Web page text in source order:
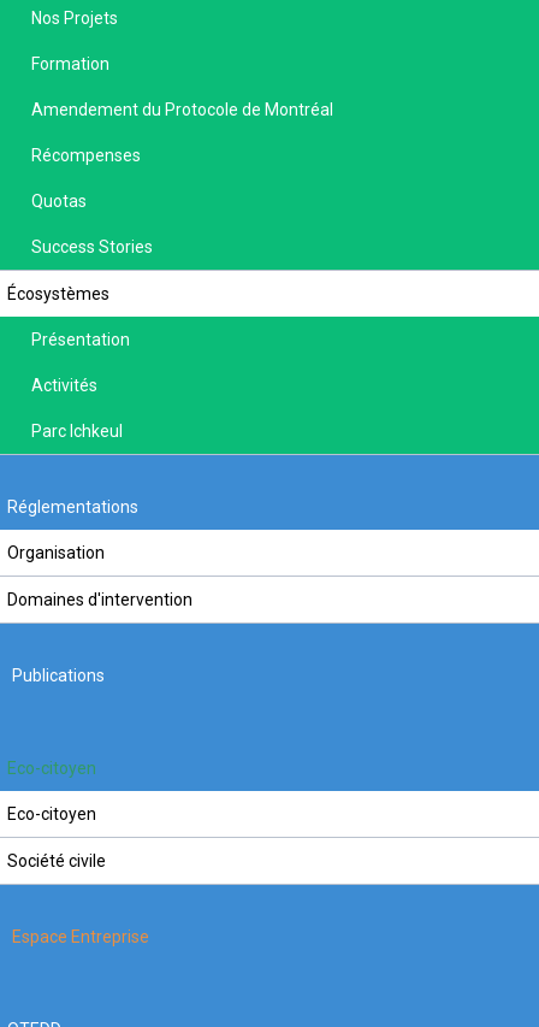
Nos Projets
Formation
Amendement du Protocole de Montréal
Récompenses
Quotas
Success Stories
Écosystèmes
Présentation
Activités
Parc Ichkeul
Réglementations
Organisation
Domaines d'intervention
Publications
Eco-citoyen
Eco-citoyen
Société civile
Espace Entreprise